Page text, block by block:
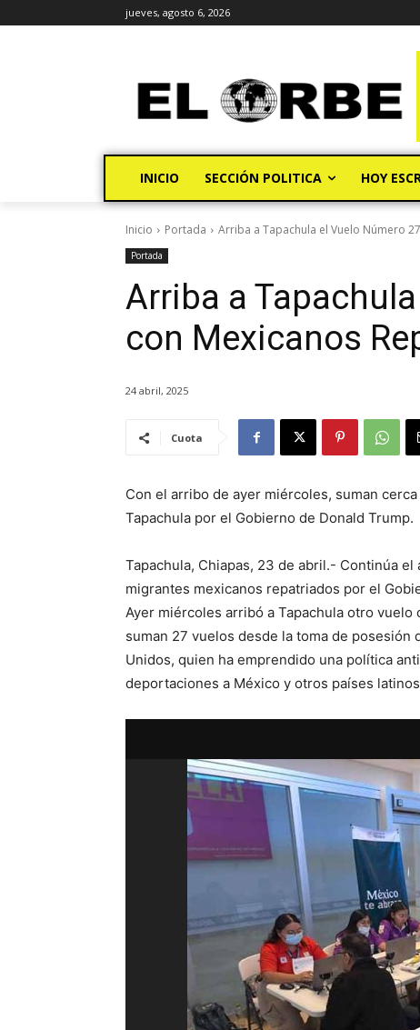
jueves, agosto 6, 2026
INICIO SECCIÓN POLITICA HOY
Inicio Portada Arriba a Tapachula el Vuelo Número
Portada
Arriba a
con Mexicanos
24 abril, 2025
Cuota
Con el arribo de ayer miércoles, suman
Tapachula por el Gobierno de Donald Trump.
Tapachula, Chiapas, 23 de abril.- Continúa
migrantes mexicanos repatriados por el
Ayer miércoles arribó a Tapachula otro
suman 27 vuelos desde la toma de
Unidos, quien ha emprendido una política
deportaciones a México y otros países